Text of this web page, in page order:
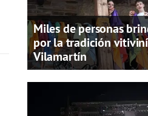
Miles de personas
por la tradición
Vilamartín